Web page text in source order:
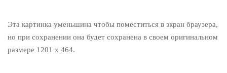
Эта картинка уменьшина чтобы поместиться в экран браузера,
но при сохранении она будет сохранена в своем оригинальном
размере 1201 x 464.